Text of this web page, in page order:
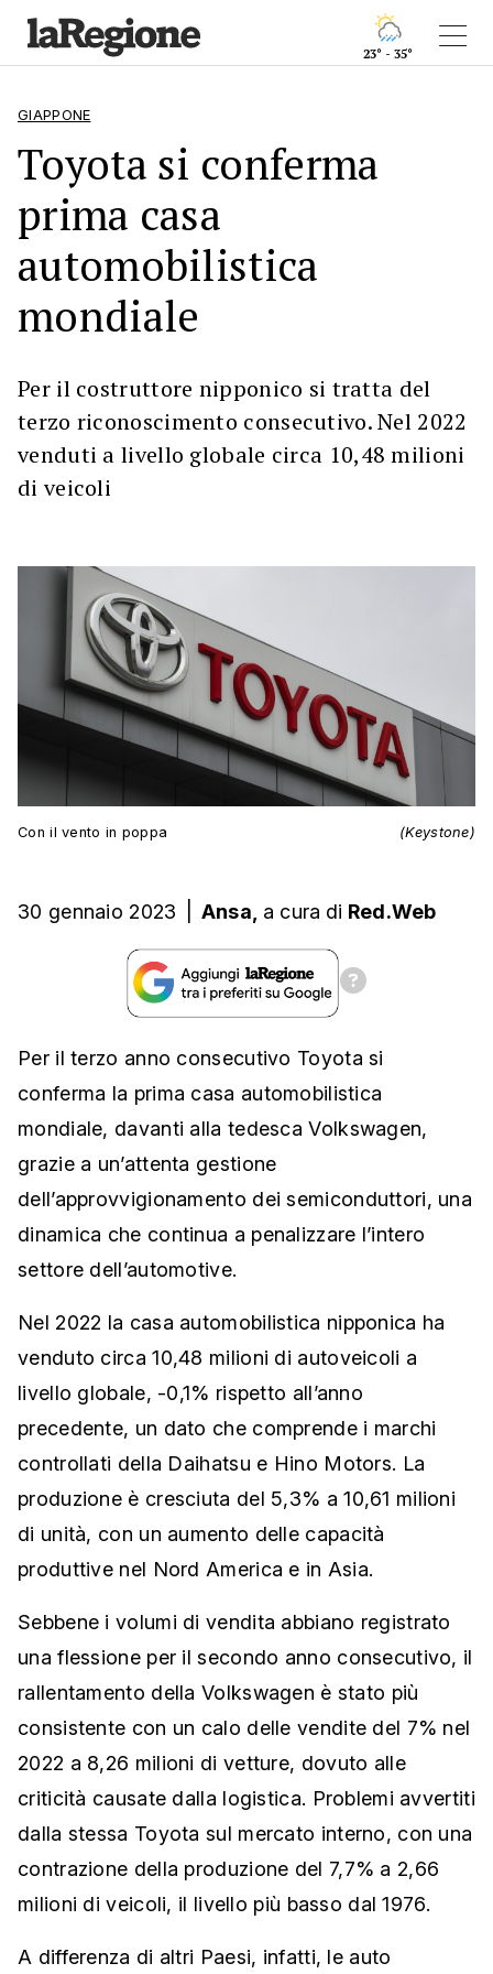
23° - 35°
GIAPPONE
Toyota si conferma
prima casa
automobilistica
mondiale
Per il costruttore nipponico si tratta del
terzo riconoscimento consecutivo. Nel 2022
venduti a livello globale circa 10,48 milioni
di veicoli
Con il vento in poppa (Keystone)
30 gennaio 2023 Ansa, a cura di Red.Web
Per il terzo anno consecutivo Toyota si
conferma la prima casa automobilistica
mondiale, davanti alla tedesca Volkswagen,
grazie a un’attenta gestione
dell’approvvigionamento dei semiconduttori, una
dinamica che continua a penalizzare l’intero
settore dell’automotive.
Nel 2022 la casa automobilistica nipponica ha
venduto circa 10,48 milioni di autoveicoli a
livello globale, -0,1% rispetto all’anno
precedente, un dato che comprende i marchi
controllati della Daihatsu e Hino Motors. La
produzione è cresciuta del 5,3% a 10,61 milioni
di unità, con un aumento delle capacità
produttive nel Nord America e in Asia.
Sebbene i volumi di vendita abbiano registrato
una flessione per il secondo anno consecutivo, il
rallentamento della Volkswagen è stato più
consistente con un calo delle vendite del 7% nel
2022 a 8,26 milioni di vetture, dovuto alle
criticità causate dalla logistica. Problemi avvertiti
dalla stessa Toyota sul mercato interno, con una
contrazione della produzione del 7,7% a 2,66
milioni di veicoli, il livello più basso dal 1976.
A differenza di altri Paesi, infatti, le auto